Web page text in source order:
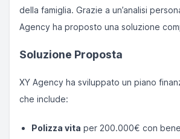
della famiglia. Grazie a un’analisi
Agency ha proposto una soluzione
Soluzione Proposta
XY Agency ha sviluppato un piano
che include:
Polizza vita per 200.000€ con